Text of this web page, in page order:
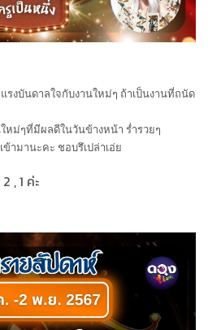
รงบันดาลใจกับงานใหม่ๆ ถ้าเป็นงานที่ถนัด
ใหม่ๆที่มีผลดีในวันข้างหน้า ร่ำรวยๆ
ามานะคะ ชอบรึเปล่าเอ่ย
2 , 1 ค่ะ